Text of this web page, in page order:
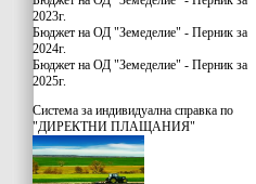
2023г.
Бюджет на ОД "Земеделие" - Перник за
2024г.
Бюджет на ОД "Земеделие" - Перник за
2025г.
Система за индивидуaлна справка по
"ДИРЕКТНИ ПЛАЩАНИЯ"